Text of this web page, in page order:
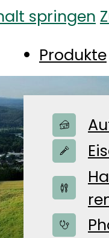
springen
Produkte